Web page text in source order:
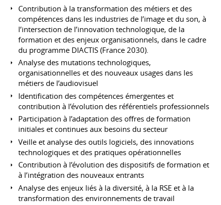
Contribution à la transformation des métiers et des
compétences dans les industries de l’image et du son, à
l’intersection de l’innovation technologique, de la
formation et des enjeux organisationnels, dans le cadre
du programme DIACTIS (France 2030).
Analyse des mutations technologiques,
organisationnelles et des nouveaux usages dans les
métiers de l’audiovisuel
Identification des compétences émergentes et
contribution à l’évolution des référentiels professionnels
Participation à l’adaptation des offres de formation
initiales et continues aux besoins du secteur
Veille et analyse des outils logiciels, des innovations
technologiques et des pratiques opérationnelles
Contribution à l’évolution des dispositifs de formation et
à l’intégration des nouveaux entrants
Analyse des enjeux liés à la diversité, à la RSE et à la
transformation des environnements de travail